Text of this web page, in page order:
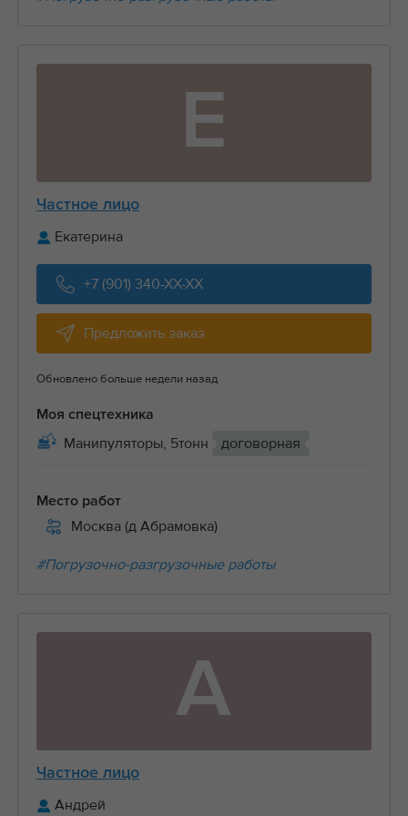
Е
Частное лицо
Екатерина
+7 (901) 340-XX-XX
Предложить заказ
Обновлено больше недели назад
Моя спецтехника
Манипуляторы, 5тонн договорная
Место работ
Москва (д Абрамовка)
#Погрузочно-разгрузочные работы
А
Частное лицо
Андрей